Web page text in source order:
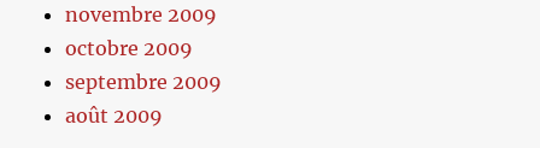
novembre 2009
octobre 2009
septembre 2009
août 2009